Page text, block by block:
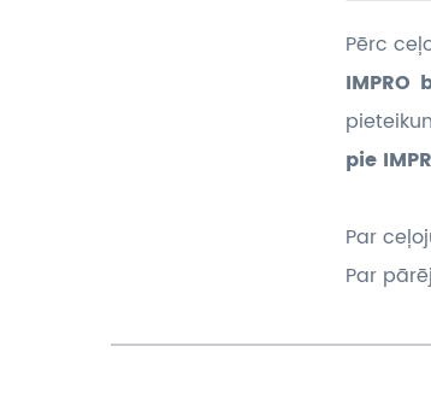
Pērc
IMPRO
pie
Par
Par